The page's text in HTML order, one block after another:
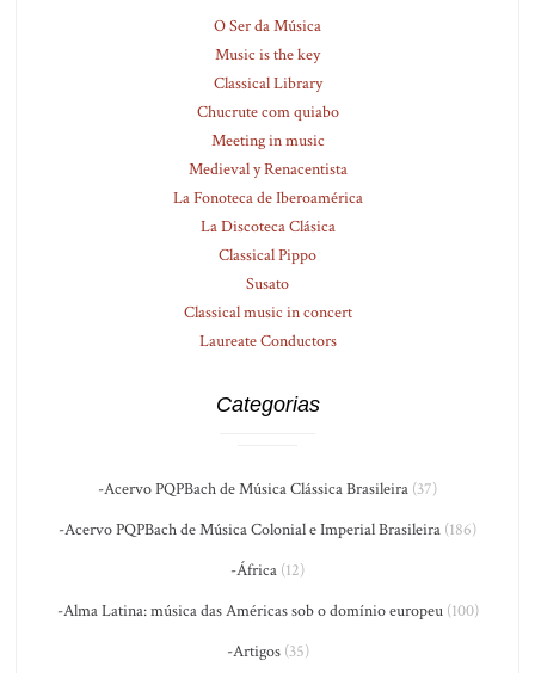
O Ser da Música
Music is the key
Classical Library
Chucrute com quiabo
Meeting in music
Medieval y Renacentista
La Fonoteca de Iberoamérica
La Discoteca Clásica
Classical Pippo
Susato
Classical music in concert
Laureate Conductors
Categorias
-Acervo PQPBach de Música Clássica Brasileira (37)
-Acervo PQPBach de Música Colonial e Imperial Brasileira (186)
-África (12)
-Alma Latina: música das Américas sob o domínio europeu(100)
-Artigos(35)